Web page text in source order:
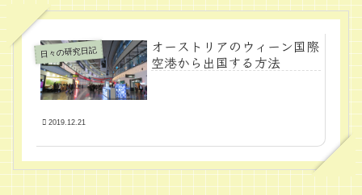
日々の研究日記
オーストリアのウィーン国際
空港から出国する方法
2019.12.21